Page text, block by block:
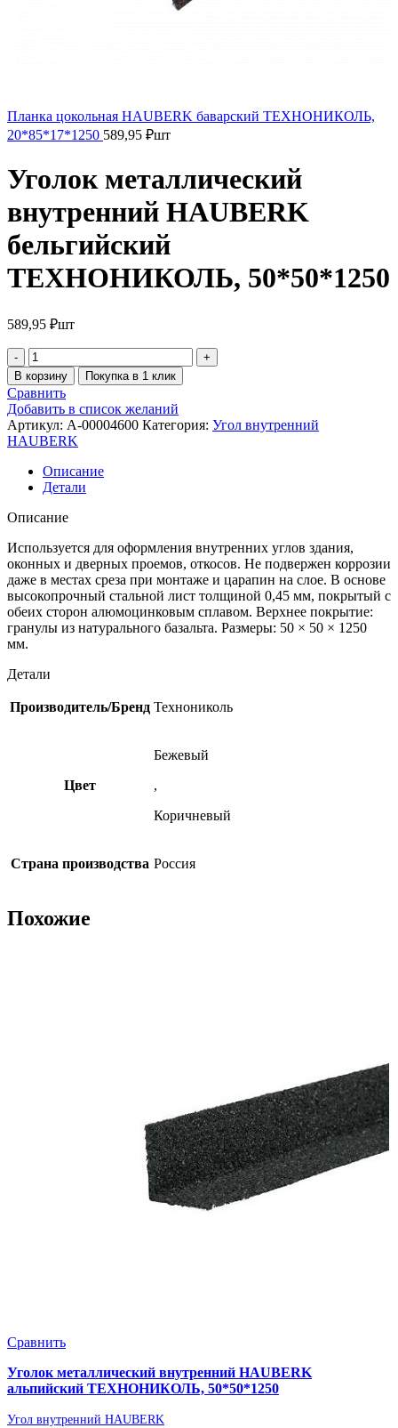
Планка цокольная HAUBERK баварский ТЕХНОНИКОЛЬ,
20*85*17*1250 589,95 ₽шт
Уголок металлический
внутренний HAUBERK
бельгийский
ТЕХНОНИКОЛЬ, 50*50*1250
589,95 ₽шт
В корзину Покупка в 1 клик
Сравнить
Добавить в список желаний
Артикул: A-00004600 Категория: Угол внутренний
HAUBERK
Описание
Детали
Описание
Используется для оформления внутренних углов здания,
оконных и дверных проемов, откосов. Не подвержен коррозии
даже в местах среза при монтаже и царапин на слое. В основе
высокопрочный стальной лист толщиной 0,45 мм, покрытый с
обеих сторон алюмоцинковым сплавом. Верхнее покрытие:
гранулы из натурального базальта. Размеры: 50 × 50 × 1250
мм.
Детали
Производитель/Бренд Технониколь
Цвет
Бежевый
,
Коричневый
Страна производства Россия
Похожие
Сравнить
Уголок металлический внутренний HAUBERK
альпийский ТЕХНОНИКОЛЬ, 50*50*1250
Угол внутренний HAUBERK